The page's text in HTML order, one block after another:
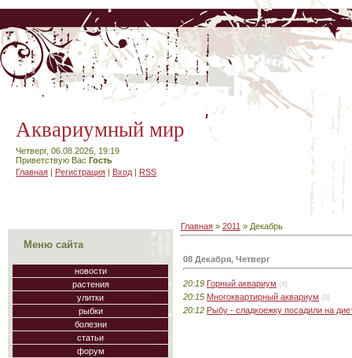
Аквариумный мир
Четверг, 06.08.2026, 19:19
Приветствую Вас Гость
Главная | Регистрация | Вход | RSS
Меню сайта
новости
растения
улитки
рыбки
болезни
статьи
форум
Главная » 2011 » Декабрь
08 Декабря, Четверг
20:19 Горный аквариум (4)
20:15 Многоквартирный аквариум (0)
20:12 Рыбу - сладкоежку посадили на